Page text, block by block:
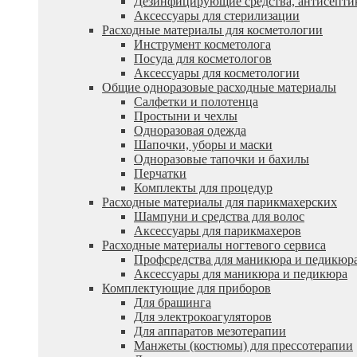
Аксессуары для стерилизации
Расходные материалы для косметологии
Инструмент косметолога
Посуда для косметологов
Аксессуары для косметологии
Общие одноразовые расходные материалы
Салфетки и полотенца
Простыни и чехлы
Одноразовая одежда
Шапочки, уборы и маски
Одноразовые тапочки и бахилы
Перчатки
Комплекты для процедур
Расходные материалы для парикмахерских
Шампуни и средства для волос
Аксессуары для парикмахеров
Расходные материалы ногтевого сервиса
Профсредства для маникюра и
Аксессуары для маникюра и педикюра
Комплектующие для приборов
Для брашинга
Для электрокоагуляторов
Для аппаратов мезотерапии
Манжеты (костюмы) для прессотерапии